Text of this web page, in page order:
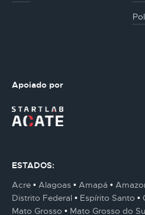
Apoiado por
ESTADOS:
Acre
Alagoas Amapá
Distrito Federal
Espírito Santo
Mato Grosso
Mato Grosso do